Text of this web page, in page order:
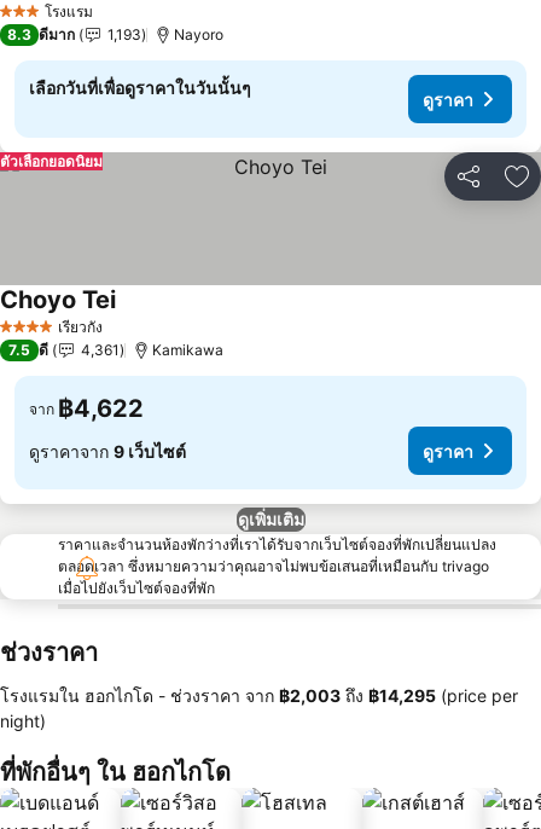
3 ดาว โรงแรม
8.3 ดีมาก 1,193 Nayoro
เลือกวันที่เพื่อดูราคาในวันนั้นๆ
ดูราคา
แชร์ เ
ตัวเลือกยอดนิยม
4 ดาว เรียวกัง
Choyo Teiดูราคา
7.5 ดี 4,361 Kamikawa
จาก ฿4,622
ดูราคาจาก 9 เว็บไซต์ ดูราคา
ดูเพิ่มเติม
ราคาและจำนวนห้องพักว่างที่เราได้รับจากเว็บไซต์จองที่พักเปลี่ยนแปลง
ตลอดเวลา ซึ่งหมายความว่าคุณอาจไม่พบข้อเสนอที่เหมือนกับ trivago
เมื่อไปยังเว็บไซต์จองที่พัก
ช่วงราคา
โรงแรมใน ฮอกไกโด - ช่วงราคา จาก ‎฿2,003 ถึง ‎฿14,295 (price per
night)
ที่พักอื่นๆ ใน ฮอกไกโด